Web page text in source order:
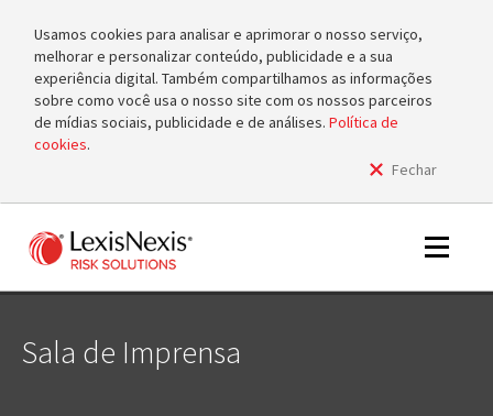
Usamos cookies para analisar e aprimorar o nosso serviço,
melhorar e personalizar conteúdo, publicidade e a sua
experiência digital. Também compartilhamos as informações
sobre como você usa o nosso site com os nossos parceiros
de mídias sociais, publicidade e de análises. Política de
cookies.
Fechar
Toggle
Sala de Imprensa